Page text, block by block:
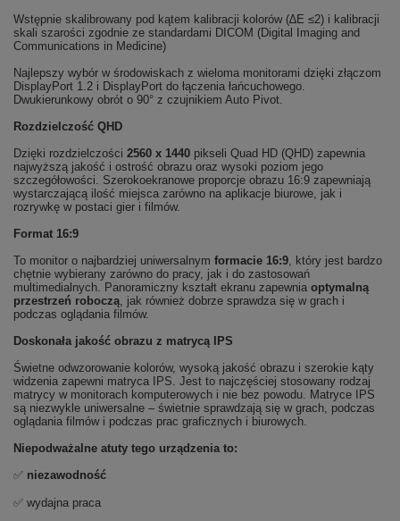
Wstępnie skalibrowany pod kątem kalibracji kolorów (∆E ≤2) i kalibracji
skali szarości zgodnie ze standardami DICOM (Digital Imaging and
Communications in Medicine)
Najlepszy wybór w środowiskach z wieloma monitorami dzięki złączom
DisplayPort 1.2 i DisplayPort do łączenia łańcuchowego.
Dwukierunkowy obrót o 90° z czujnikiem Auto Pivot.
Rozdzielczość QHD
Dzięki rozdzielczości 2560 x 1440 pikseli Quad HD (QHD) zapewnia
najwyższą jakość i ostrość obrazu oraz wysoki poziom jego
szczegółowości. Szerokoekranowe proporcje obrazu 16:9 zapewniają
wystarczającą ilość miejsca zarówno na aplikacje biurowe, jak i
rozrywkę w postaci gier i filmów.
Format 16:9
To monitor o najbardziej uniwersalnym formacie 16:9, który jest bardzo
chętnie wybierany zarówno do pracy, jak i do zastosowań
multimedialnych. Panoramiczny kształt ekranu zapewnia optymalną
przestrzeń roboczą, jak również dobrze sprawdza się w grach i
podczas oglądania filmów.
Doskonała jakość obrazu z matrycą IPS
Świetne odwzorowanie kolorów, wysoką jakość obrazu i szerokie kąty
widzenia zapewni matryca IPS. Jest to najczęściej stosowany rodzaj
matrycy w monitorach komputerowych i nie bez powodu. Matryce IPS
są niezwykle uniwersalne – świetnie sprawdzają się w grach, podczas
oglądania filmów i podczas prac graficznych i biurowych.
Niepodważalne atuty tego urządzenia to:
✅ niezawodność
✅ wydajna praca